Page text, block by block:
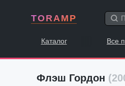
TORAMP
Каталог Все
Флэш Гордон